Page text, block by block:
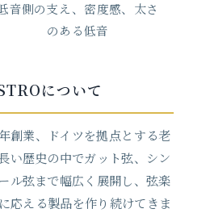
音側の支え、密度感、太さ
のある低音
について
創業、ドイツを拠点とする老
い歴史の中でガット弦、シン
ル弦まで幅広く展開し、弦楽
応える製品を作り続けてきま